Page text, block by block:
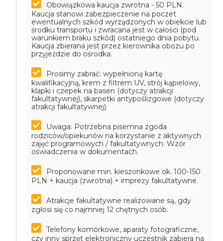
Obowiązkowa kaucja zwrotna - 50 PLN.
Kaucja stanowi zabezpieczenie na poczet
ewentualnych szkód wyrządzonych w obiekcie lub
środku transportu i zwracana jest w całości (pod
warunkiem braku szkód) ostatniego dnia pobytu.
Kaucja zbierana jest przez kierownika obozu po
przyjeździe do ośrodka.
Prosimy zabrać: wypełnioną kartę
kwalifikacyjną, krem z filtrem UV, strój kąpielowy,
klapki i czepek na basen (dotyczy atrakcji
fakultatywnej), skarpetki antypoślizgowe (dotyczy
atrakcji fakultatywnej).
Uwaga: Potrzebna pisemna zgoda
rodziców/opiekunów na korzystanie z aktywnych
zajęć programowych / fakultatywnych. Wzór
oświadczenia w dokumentach.
Proponowane min. kieszonkowe ok. 100-150
PLN + kaucja (zwrotna) + imprezy fakultatywne.
Atrakcje fakultatywne realizowane są, gdy
zgłosi się co najmniej 12 chętnych osób.
Telefony komórkowe, aparaty fotograficzne,
czy inny sprzęt elektroniczny uczestnik zabiera na